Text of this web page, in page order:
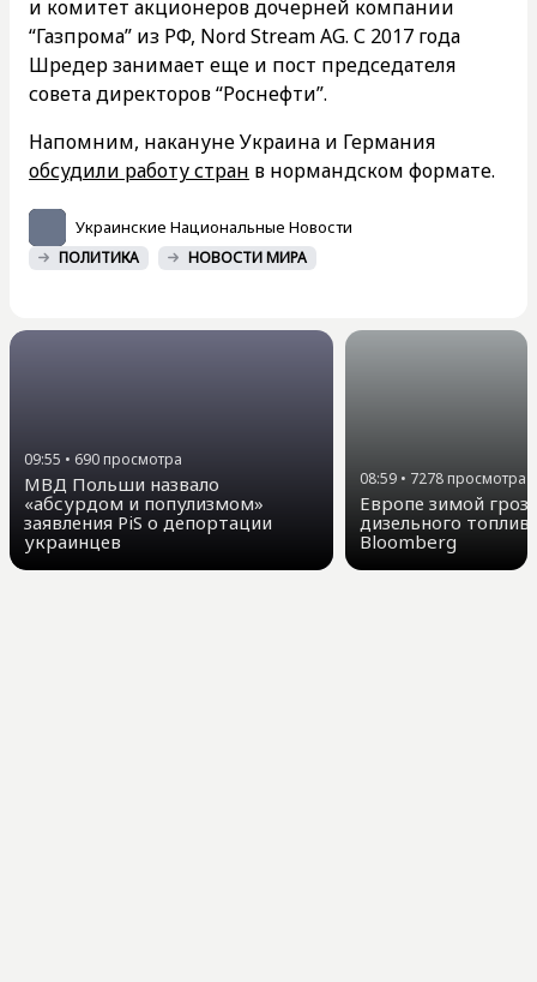
и комитет акционеров дочерней компании
“Газпрома” из РФ, Nord Stream AG. С 2017 года
Шредер занимает еще и пост председателя
совета директоров “Роснефти”.
Напомним, накануне Украина и Германия
обсудили работу стран в нормандском формате.
Украинские Национальные Новости
ПОЛИТИКА НОВОСТИ МИРА
09:55 • 690 просмотра
МВД Польши назвало
«абсурдом и популизмом»
заявления PiS о депортации
украинцев
08:59 • 7278 просмотра
Европе зимой
дизельного
Bloomberg